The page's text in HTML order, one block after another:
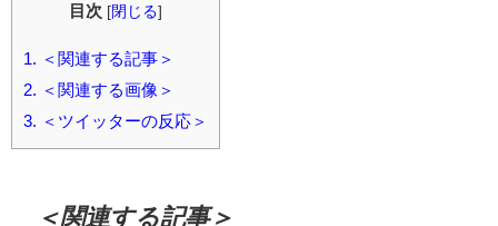
目次 [閉じる]
1. ＜関連する記事＞
2. ＜関連する画像＞
3. ＜ツイッターの反応＞
＜関連する記事＞